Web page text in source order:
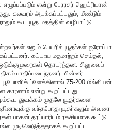
எழுப்பப்படும் என்று பேரரசர் ஹெட்ரியான்
கலவரம் அடக்கப்பட்டதும், மீண்டும்
கூட யூத மதத்தின் வழிபாட்டு
எனும் பெயரில் யூதர்கள் ஐரோப்பா
கட்டாய மதமாற்றம் செய்தல்,
தொடர்ந்தன. சிலுவைப்
பாதிப்படைந்தனர். பின்னர்
ப்ளேக்கினால் 75-200 மில்லியன்
காரணம் என்று கூறப்பட்டது.
துவக்கம் முதலே யூதர்களை
வந்தபோது யூதர்களும் அவரை
பாகன் தரப்பாரிடம் ரகசியமாக கூட்டு
கூறப்பட்ட